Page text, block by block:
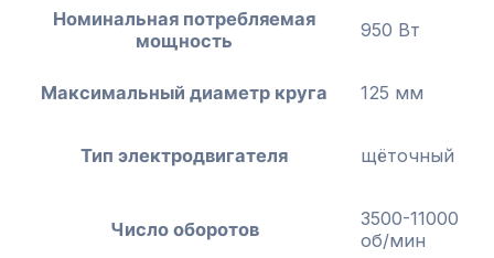
Номинальная потребляемая
мощность
950 Вт
Максимальный диаметр круга 125 мм
Тип электродвигателя щёточный
Число оборотов
3500-11000
об/мин